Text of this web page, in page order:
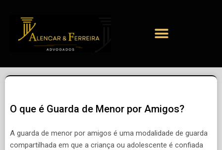
O que é Guarda de Menor por Amigos?
A guarda de menor por amigos é uma modalidade de guarda
compartilhada em que a criança ou adolescente é confiada